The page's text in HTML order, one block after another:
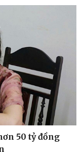
50 tỷ đồng